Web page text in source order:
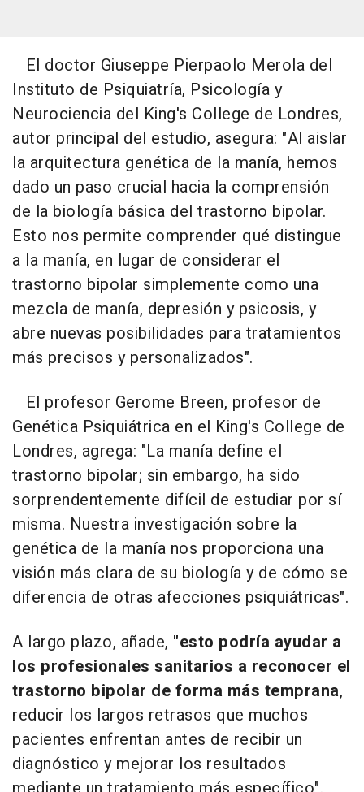
El doctor Giuseppe Pierpaolo Merola del
Instituto de Psiquiatría, Psicología y
Neurociencia del King's College de Londres,
autor principal del estudio, asegura: "Al aislar
la arquitectura genética de la manía, hemos
dado un paso crucial hacia la comprensión
de la biología básica del trastorno bipolar.
Esto nos permite comprender qué distingue
a la manía, en lugar de considerar el
trastorno bipolar simplemente como una
mezcla de manía, depresión y psicosis, y
abre nuevas posibilidades para tratamientos
más precisos y personalizados".
El profesor Gerome Breen, profesor de
Genética Psiquiátrica en el King's College de
Londres, agrega: "La manía define el
trastorno bipolar; sin embargo, ha sido
sorprendentemente difícil de estudiar por sí
misma. Nuestra investigación sobre la
genética de la manía nos proporciona una
visión más clara de su biología y de cómo se
diferencia de otras afecciones psiquiátricas".
A largo plazo, añade, "esto podría ayudar a
los profesionales sanitarios a reconocer el
trastorno bipolar de forma más temprana,
reducir los largos retrasos que muchos
pacientes enfrentan antes de recibir un
diagnóstico y mejorar los resultados